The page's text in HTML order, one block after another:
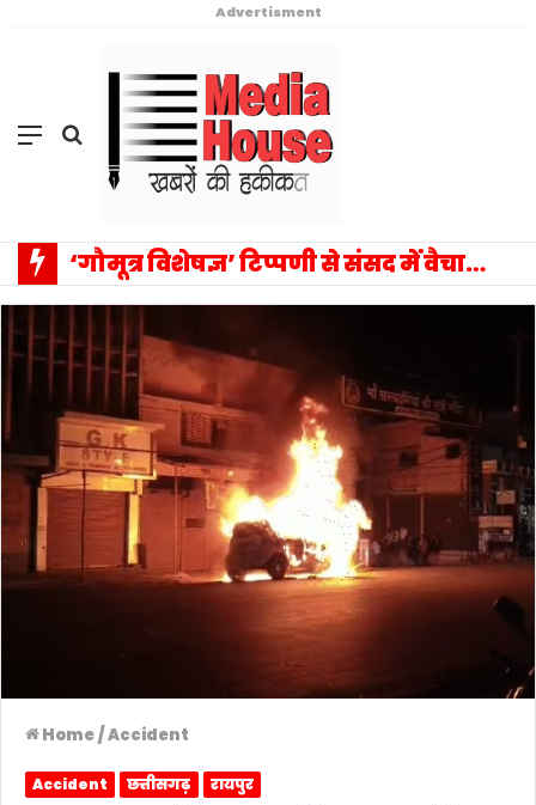
Advertisment
Menu Search
for
‘गौमूत्र विशेषज्ञ’ टिप्पणी से संसद में वैचारिक विस्फोट: प्रियंका गांधी के एक बयान ने बदला राजनीतिक विमर्श का पूरा परिदृश्य, सत्ता–विपक्ष आमने-सामने
Home/Accident
Accident छत्तीसगढ़ रायपुर